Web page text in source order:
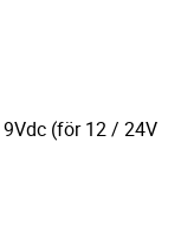
9Vdc (för 12 / 24V